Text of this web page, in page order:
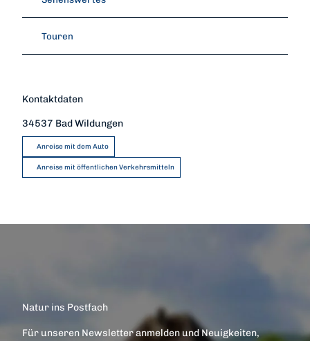
Touren
Kontaktdaten
34537 Bad Wildungen
Anreise mit dem Auto
Anreise mit öffentlichen Verkehrsmitteln
Natur ins Postfach
Für unseren Newsletter anmelden und Neuigkeiten,